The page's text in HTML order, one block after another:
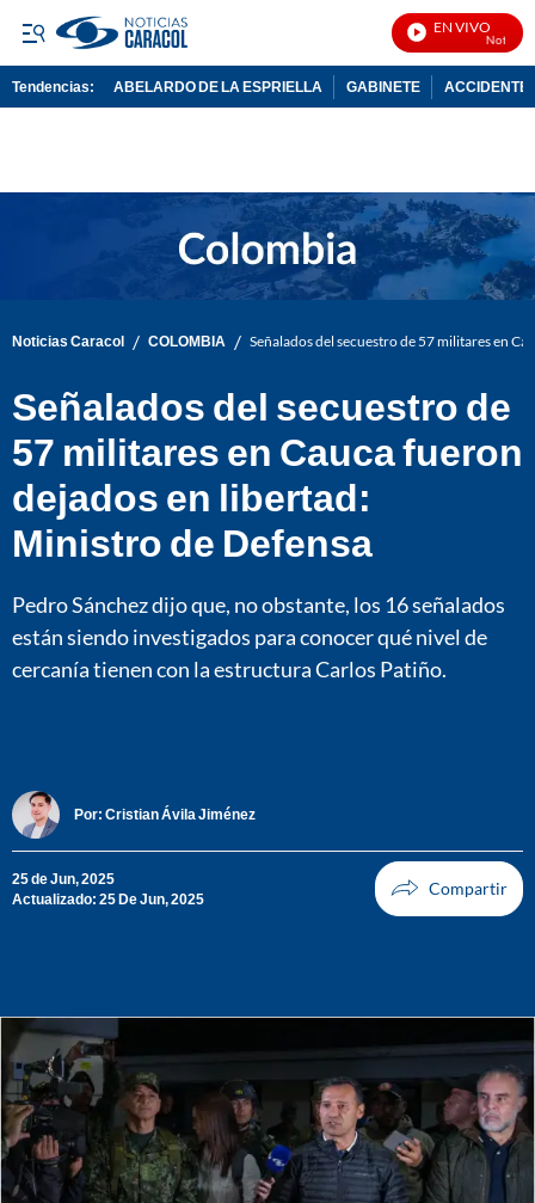
EN VIVO
Noticias
Tendencias: ABELARDO DE LA ESPRIELLA GABINETE ACCIDENTE
Noticias Caracol / COLOMBIA / Señalados del secuestro de 57 militares en
Señalados del secuestro de
57 militares en Cauca fueron
dejados en libertad:
Ministro de Defensa
Pedro Sánchez dijo que, no obstante, los 16 señalados
están siendo investigados para conocer qué nivel de
cercanía tienen con la estructura Carlos Patiño.
Por: Cristian Ávila Jiménez
25 de Jun, 2025
Actualizado: 25 De Jun, 2025